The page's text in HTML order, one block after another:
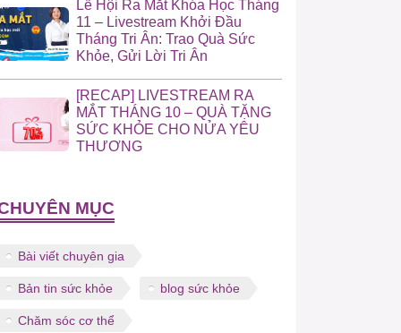
Lễ Hội Ra Mắt Khóa Học Tháng
11 – Livestream Khởi Đầu
Tháng Tri Ân: Trao Quà Sức
Khỏe, Gửi Lời Tri Ân
[RECAP] LIVESTREAM RA
MẮT THÁNG 10 – QUÀ TẶNG
SỨC KHỎE CHO NỬA YÊU
THƯƠNG
MỤC
Bài viết chuyên gia
Bản tin sức khỏe blog sức khỏe
Chăm sóc cơ thể